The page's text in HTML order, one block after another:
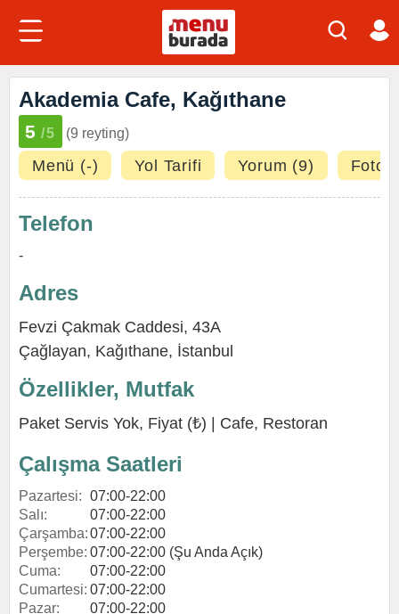
Akademia Cafe, Kağıthane
5 /5 (9 reyting)
Menü (-) Yol Tarifi Yorum (9)
Telefon
-
Adres
Fevzi Çakmak Caddesi, 43A
Çağlayan, Kağıthane, İstanbul
Özellikler, Mutfak
Paket Servis Yok, Fiyat (₺) | Cafe, Restoran
Çalışma Saatleri
Pazartesi: 07:00-22:00
Salı:
07:00-22:00
Çarşamba:07:00-22:00
Perşembe: 07:00-22:00 (Şu Anda Açık)
Cuma:
07:00-22:00
Cumartesi: 07:00-22:00
Pazar:
07:00-22:00